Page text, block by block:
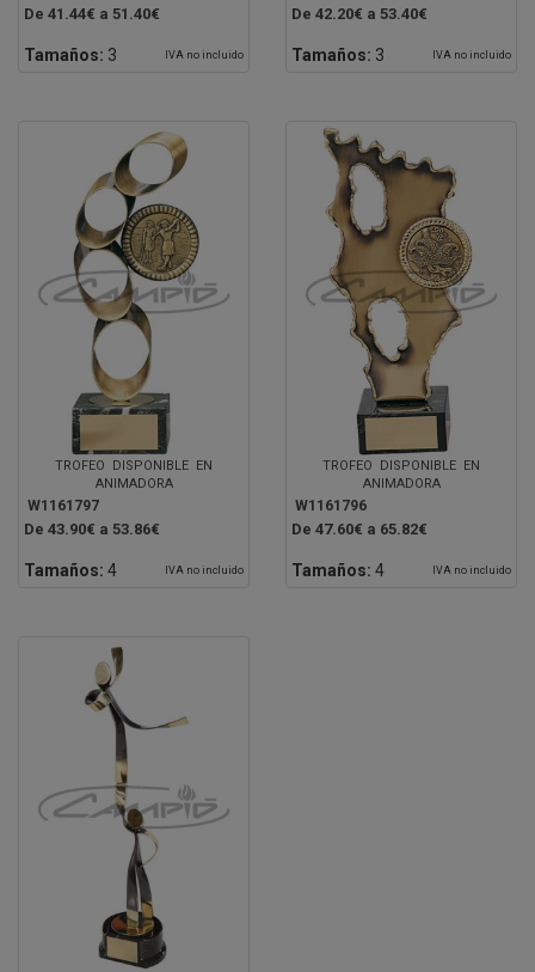
De 41.44€ a 51.40€
Tamaños: 3 IVA no incluido
De 42.20€ a 53.40€
Tamaños: 3 IVA no incluido
TROFEO DISPONIBLE EN
ANIMADORA
W1161797
De 43.90€ a 53.86€
Tamaños: 4 IVA no incluido
TROFEO DISPONIBLE EN
ANIMADORA
W1161796
De 47.60€ a 65.82€
Tamaños: 4 IVA no incluido